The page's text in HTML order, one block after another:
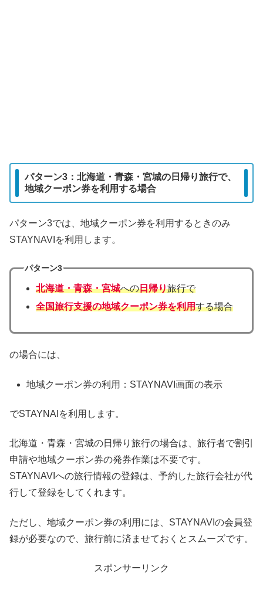
パターン3：北海道・青森・宮城の日帰り旅行で、
地域クーポン券を利用する場合
パターン3では、地域クーポン券を利用するときのみ
STAYNAVIを利用します。
パターン3
北海道・青森・宮城への日帰り旅行で
全国旅行支援の地域クーポン券を利用する場合
の場合には、
地域クーポン券の利用：STAYNAVI画面の表示
でSTAYNAIを利用します。
北海道・青森・宮城の日帰り旅行の場合は、旅行者で割引
申請や地域クーポン券の発券作業は不要です。
STAYNAVIへの旅行情報の登録は、予約した旅行会社が代
行して登録をしてくれます。
ただし、地域クーポン券の利用には、STAYNAVIの会員登
録が必要なので、旅行前に済ませておくとスムーズです。
スポンサーリンク